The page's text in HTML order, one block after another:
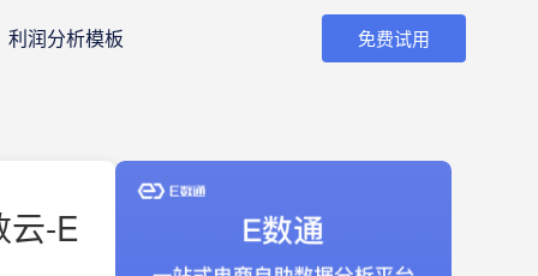
利润分析模板 免费试用
云-E